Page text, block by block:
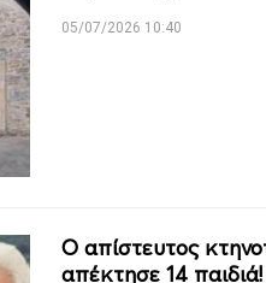
05/07/2026 10:40
Ο απίστευτος
απέκτησε 14 παιδιά!